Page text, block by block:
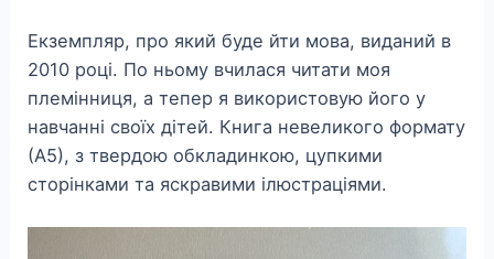
Екземпляр, про який буде йти мова, виданий в
2010 році. По ньому вчилася читати моя
племінниця, а тепер я використовую його у
навчанні своїх дітей. Книга невеликого формату
(А5), з твердою обкладинкою, цупкими
сторінками та яскравими ілюстраціями.